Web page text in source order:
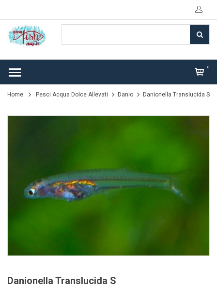
0
Home Pesci Acqua Dolce Allevati Danio Danionella Translucida S
Danionella Translucida S